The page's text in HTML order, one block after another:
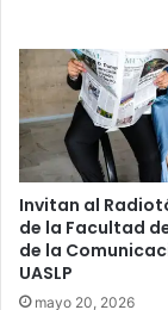
Invitan al
de la Facultad
de la
UASLP
mayo 20, 2026